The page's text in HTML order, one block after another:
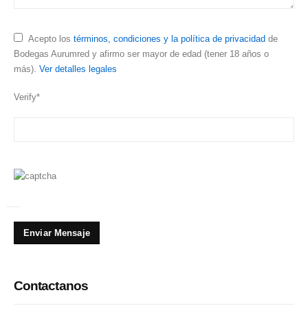
Acepto los términos, condiciones y la política de privacidad de
Bodegas Aurumred y afirmo ser mayor de edad (tener 18 años o
más). Ver detalles legales
Verify*
Contactanos